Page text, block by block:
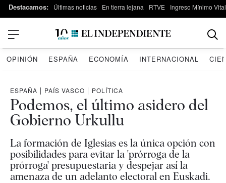
Destacamos: Últimas noticias En tierra lejana RTVE Ingreso Mínimo Vital
OPINIÓN ESPAÑA ECONOMÍA INTERNACIONAL
ESPAÑA | PAÍS VASCO | POLÍTICA
Podemos, el último asidero del
Gobierno Urkullu
La formación de Iglesias es la única opción con
posibilidades para evitar la 'prórroga de la
prórroga' presupuestaria y despejar así la
amenaza de un adelanto electoral en Euskadi.